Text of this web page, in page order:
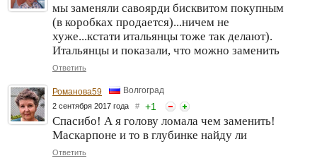
мы заменяли савоярди бисквитом покупным
(в коробках продается)...ничем не
хуже...кстати итальянцы тоже так делают).
Итальянцы и показали, что можно заменить
Ответить
Романова59 Волгоград
2 сентября 2017 года # +1
Спасибо! А я голову ломала чем заменить!
Маскарпоне и то в глубинке найду ли
Ответить